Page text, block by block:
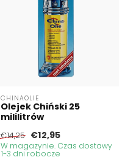
CHINAOLIE
Olejek Chiński 25
mililitrów
€14,25 €12,95
W magazynie. Czas dostawy
1-3 dni robocze